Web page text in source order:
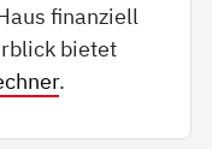
finanziell
bietet
.